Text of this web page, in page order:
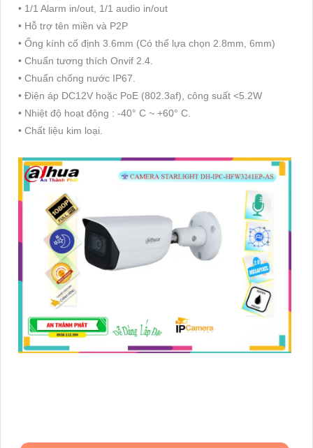
• 1/1 Alarm in/out, 1/1 audio in/out
• Hỗ trợ tên miền và P2P
• Ống kính cố định 3.6mm (Có thể lựa chọn 2.8mm, 6mm)
• Chuẩn tương thích Onvif 2.4.
• Chuẩn chống nước IP67.
• Điện áp DC12V hoặc PoE (802.3af), công suất <5.2W
• Nhiệt độ hoạt động : -40° C ~ +60° C.
• Chất liệu kim loại.